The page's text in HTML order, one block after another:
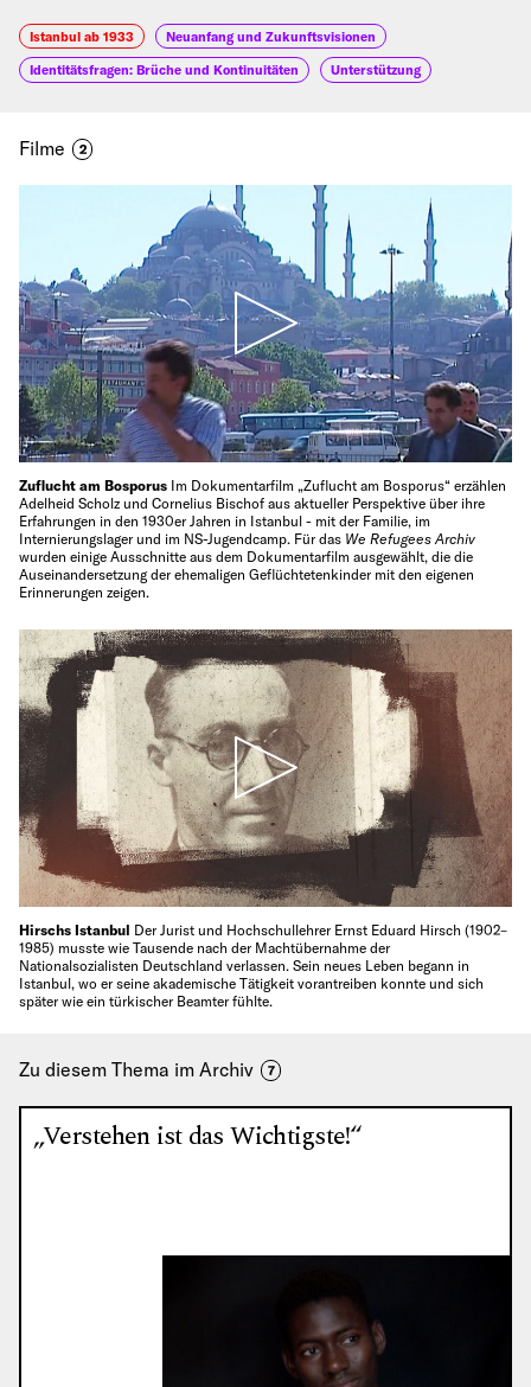
Istanbul ab 1933 Neuanfang und Zukunftsvisionen
Identitätsfragen: Brüche und Kontinuitäten Unterstützung
Filme 2
Zuflucht am Bosporus Im Dokumentarfilm „Zuflucht am Bosporus“ erzählen
Adelheid Scholz und Cornelius Bischof aus aktueller Perspektive über ihre
Erfahrungen in den 1930er Jahren in Istanbul - mit der Familie, im
Internierungslager und im NS-Jugendcamp. Für das We Refugees Archiv
wurden einige Ausschnitte aus dem Dokumentarfilm ausgewählt, die die
Auseinandersetzung der ehemaligen Geflüchtetenkinder mit den eigenen
Erinnerungen zeigen.
Hirschs Istanbul Der Jurist und Hochschullehrer Ernst Eduard Hirsch (1902–
1985) musste wie Tausende nach der Machtübernahme der
Nationalsozialisten Deutschland verlassen. Sein neues Leben begann in
Istanbul, wo er seine akademische Tätigkeit vorantreiben konnte und sich
später wie ein türkischer Beamter fühlte.
Zu diesem Thema im Archiv 7
„Verstehen ist das Wichtigste!“